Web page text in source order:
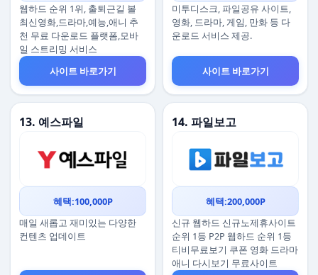
웹하드 순위 1위, 출퇴근길 볼
최신영화,드라마,예능,애니 추
천 무료 다운로드 플랫폼,모바
일 스트리밍 서비스
사이트 바로가기
미투디스크, 파일공유 사이트,
영화, 드라마, 게임, 만화 등 다
운로드 서비스 제공.
사이트 바로가기
13. 예스파일
혜택:100,000P
매일 새롭고 재미있는 다양한
컨텐츠 업데이트
14. 파일보고
혜택:200,000P
신규 웹하드 신규노제휴사이트
순위 1등 P2P 웹하드 순위 1등
티비무료보기 쿠폰 영화 드라마
애니 다시보기 무료사이트